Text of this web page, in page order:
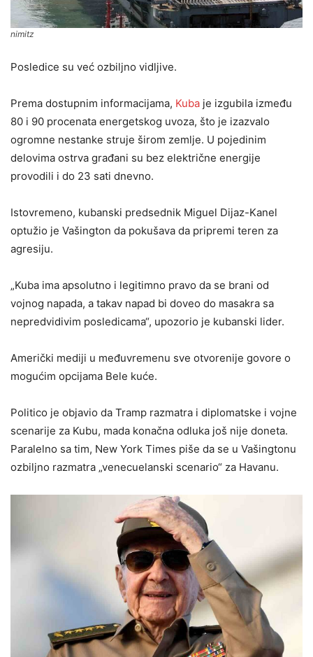
nimitz
Posledice su već ozbiljno vidljive.
Prema dostupnim informacijama, Kuba je izgubila između
80 i 90 procenata energetskog uvoza, što je izazvalo
ogromne nestanke struje širom zemlje. U pojedinim
delovima ostrva građani su bez električne energije
provodili i do 23 sati dnevno.
Istovremeno, kubanski predsednik Miguel Dijaz-Kanel
optužio je Vašington da pokušava da pripremi teren za
agresiju.
„Kuba ima apsolutno i legitimno pravo da se brani od
vojnog napada, a takav napad bi doveo do masakra sa
nepredvidivim posledicama“, upozorio je kubanski lider.
Američki mediji u međuvremenu sve otvorenije govore o
mogućim opcijama Bele kuće.
Politico je objavio da Tramp razmatra i diplomatske i vojne
scenarije za Kubu, mada konačna odluka još nije doneta.
Paralelno sa tim, New York Times piše da se u Vašingtonu
ozbiljno razmatra „venecuelanski scenario“ za Havanu.